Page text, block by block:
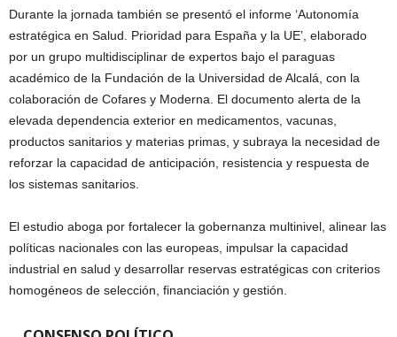
Durante la jornada también se presentó el informe ‘Autonomía
estratégica en Salud. Prioridad para España y la UE’, elaborado
por un grupo multidisciplinar de expertos bajo el paraguas
académico de la Fundación de la Universidad de Alcalá, con la
colaboración de Cofares y Moderna. El documento alerta de la
elevada dependencia exterior en medicamentos, vacunas,
productos sanitarios y materias primas, y subraya la necesidad de
reforzar la capacidad de anticipación, resistencia y respuesta de
los sistemas sanitarios.
El estudio aboga por fortalecer la gobernanza multinivel, alinear las
políticas nacionales con las europeas, impulsar la capacidad
industrial en salud y desarrollar reservas estratégicas con criterios
homogéneos de selección, financiación y gestión.